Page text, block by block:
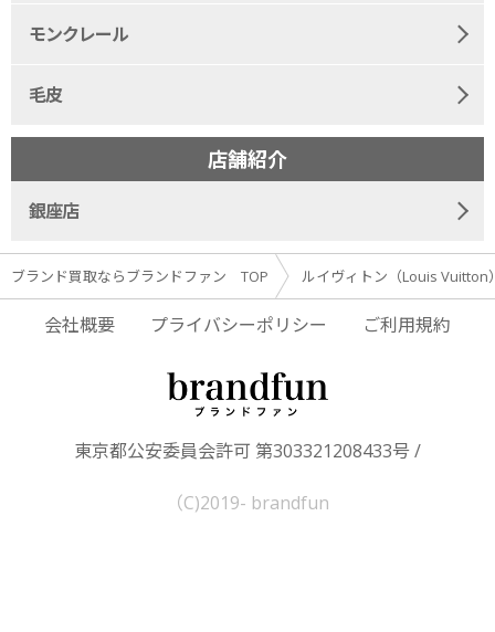
ブランド買取ならブランドファン TOP ルイヴィトン（Louis Vuitton
モンクレール
毛皮
店舗紹介
銀座店
会社概要 プライバシーポリシー ご利用規約
東京都公安委員会許可 第303321208433号 /
（C)2019- brandfun